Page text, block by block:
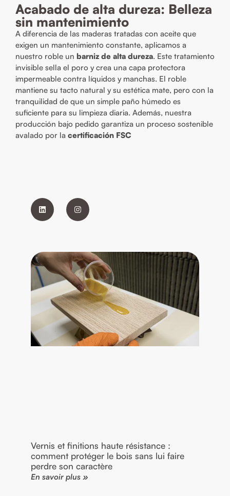
Acabado de alta dureza: Belleza
sin mantenimiento
A diferencia de las maderas tratadas con aceite que
exigen un mantenimiento constante, aplicamos a
nuestro roble un barniz de alta dureza. Este tratamiento
invisible sella el poro y crea una capa protectora
impermeable contra líquidos y manchas. El roble
mantiene su tacto natural y su estética mate, pero con la
tranquilidad de que un simple paño húmedo es
suficiente para su limpieza diaria. Además, nuestra
producción bajo pedido garantiza un proceso sostenible
avalado por la certificación FSC
Vernis et finitions haute résistance :
comment protéger le bois sans lui faire
perdre son caractère
En savoir plus »